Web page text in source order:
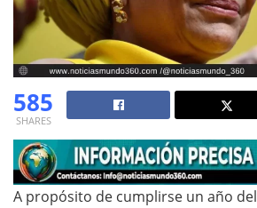
585
SHARES
A propósito de cumplirse un año